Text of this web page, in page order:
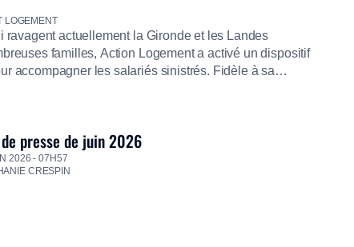
LOGEMENT
ravagent actuellement la Gironde et les Landes
familles, Action Logement a activé un dispositif
accompagner les salariés sinistrés. Fidèle à sa
presse de juin 2026
2026 - 07H57
CRESPIN